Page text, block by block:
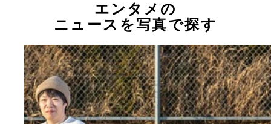
エンタメの
ニュースを写真で探す